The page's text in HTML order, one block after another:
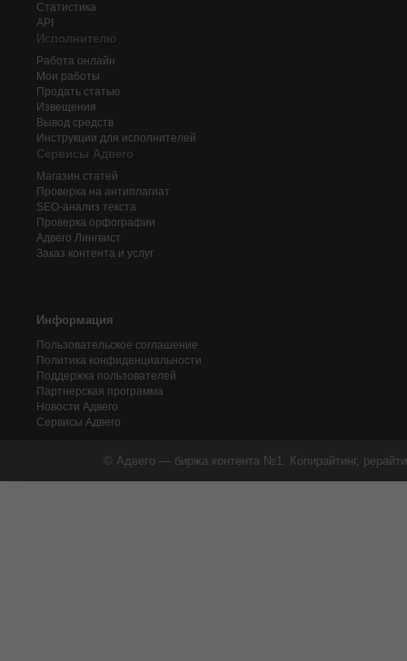
Статистика
API
Исполнителю
Работа онлайн
Мои работы
Продать статью
Извещения
Вывод средств
Инструкции для исполнителей
Сервисы Адвего
Магазин статей
Проверка на антиплагиат
SEO-анализ текста
Проверка орфографии
Адвего Лингвист
Заказ контента и услуг
Информация
Пользовательское соглашение
Политика конфиденциальности
Поддержка пользователей
Партнерская программа
Новости Адвего
Сервисы Адвего
© Адвего — биржа контента №1. Копирайтинг,